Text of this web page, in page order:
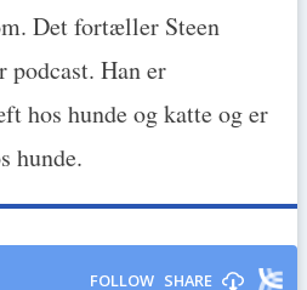
Det fortæller Steen
podcast. Han er
hos hunde og katte og er
hunde.